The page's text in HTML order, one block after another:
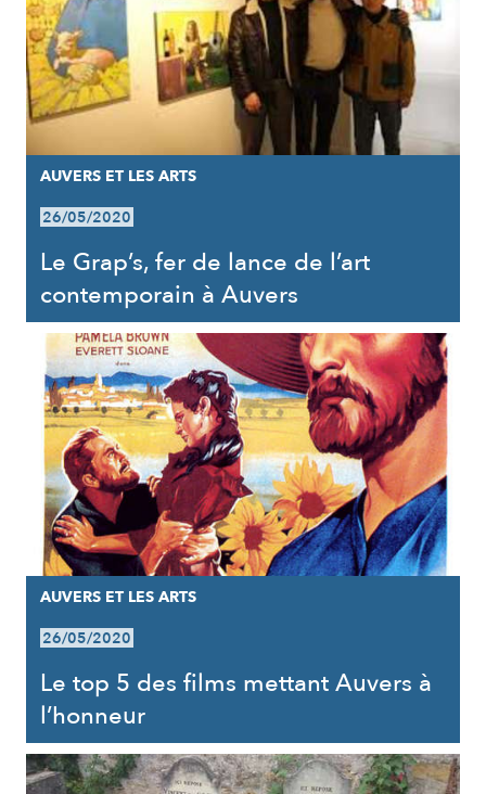
AUVERS ET LES ARTS
26/05/2020
Le Grap’s, fer de lance de l’art
contemporain à Auvers
AUVERS ET LES ARTS
26/05/2020
Le top 5 des films mettant Auvers à
l’honneur